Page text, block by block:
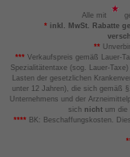
Alle mit
*inkl. MwSt. Rabatte
**
*** Verkaufspreis gemäß Lauer-
Spezialitätentaxe (sog. Lauer-
Lasten der gesetzlichen
unter 12 Jahren), die sich gemäß
Unternehmens und der
sich nicht um die
****BK: Beschaffungskosten.